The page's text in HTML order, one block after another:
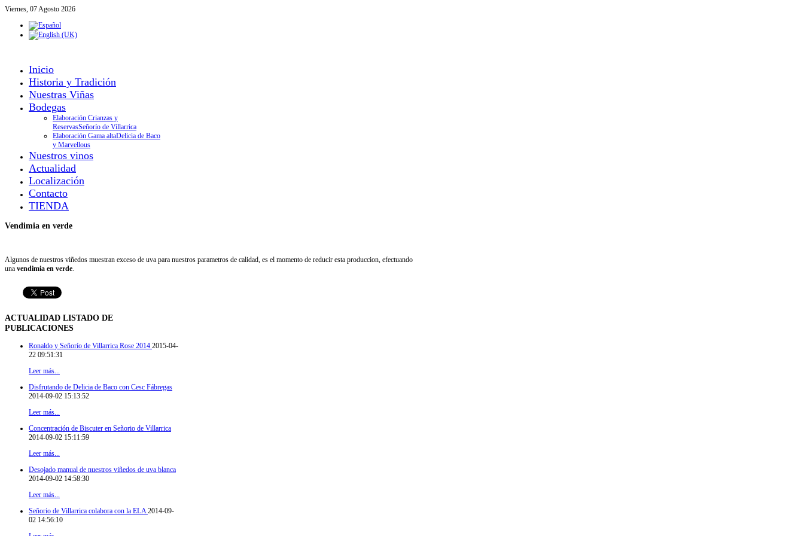
Viernes, 07 Agosto 2026
Inicio
Historia y Tradición
Nuestras Viñas
Bodegas
Elaboración Crianzas y
ReservasSeñorío de Villarrica
Elaboración Gama altaDelicia de Baco
y Marvellous
Nuestros vinos
Actualidad
Localización
Contacto
TIENDA
Vendimia en verde
Algunos de nuestros viñedos muestran exceso de uva para nuestros parametros de calidad, es el momento de reducir esta produccion, efectuando
una vendimia en verde.
ACTUALIDAD LISTADO DE
PUBLICACIONES
Ronaldo y Señorío de Villarrica Rose 2014 2015-04-
22 09:51:31
Leer más...
Disfrutando de Delicia de Baco con Cesc Fábregas
2014-09-02 15:13:52
Leer más...
Concentración de Biscuter en Señorio de Villarrica
2014-09-02 15:11:59
Leer más...
Desojado manual de nuestros viñedos de uva blanca
2014-09-02 14:58:30
Leer más...
Señorio de Villarrica colabora con la ELA2014-09-
02 14:56:10